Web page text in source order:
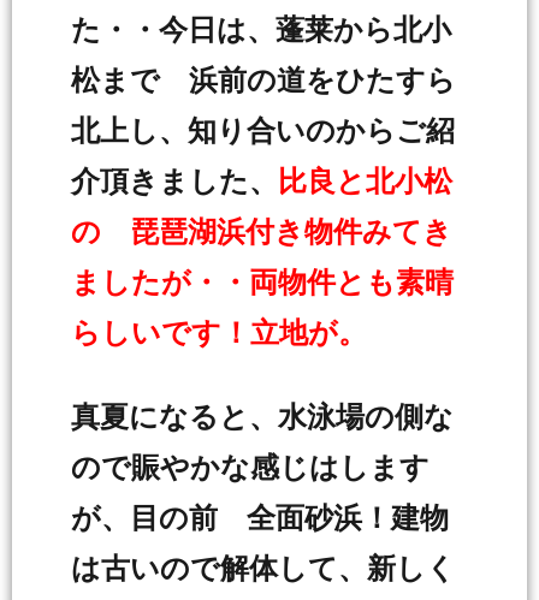
た・・今日は、蓬莱から北小
松まで 浜前の道をひたすら
北上し、知り合いのからご紹
介頂きました、
比良と北小松
の 琵琶湖浜付き物件みてき
ましたが・・両物件とも素晴
らしいです！立地が。
真夏になると、水泳場の側な
ので賑やかな感じはします
が、目の前 全面砂浜！建物
は古いので解体して、新しく